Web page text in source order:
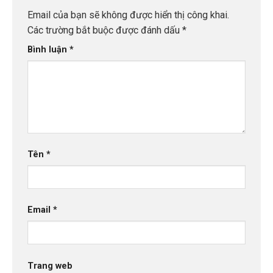
Email của bạn sẽ không được hiển thị công khai.
Các trường bắt buộc được đánh dấu *
Bình luận *
Tên *
Email *
Trang web